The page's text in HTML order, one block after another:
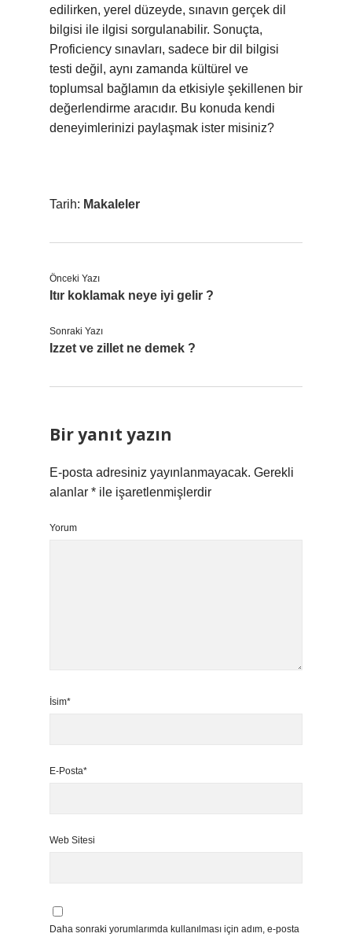
edilirken, yerel düzeyde, sınavın gerçek dil
bilgisi ile ilgisi sorgulanabilir. Sonuçta,
Proficiency sınavları, sadece bir dil bilgisi
testi değil, aynı zamanda kültürel ve
toplumsal bağlamın da etkisiyle şekillenen bir
değerlendirme aracıdır. Bu konuda kendi
deneyimlerinizi paylaşmak ister misiniz?
Tarih: Makaleler
Önceki Yazı
Itır koklamak neye iyi gelir ?
Sonraki Yazı
Izzet ve zillet ne demek ?
Bir yanıt yazın
E-posta adresiniz yayınlanmayacak. Gerekli
alanlar * ile işaretlenmişlerdir
Yorum
İsim*
E-Posta*
Web Sitesi
Daha sonraki yorumlarımda kullanılması için adım, e-posta